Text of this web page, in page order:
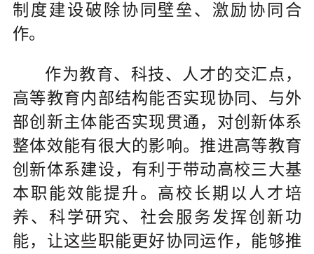
制度建设破除协同壁垒、激励协同合
作。
作为教育、科技、人才的交汇点，
高等教育内部结构能否实现协同、与外
部创新主体能否实现贯通，对创新体系
整体效能有很大的影响。推进高等教育
创新体系建设，有利于带动高校三大基
本职能效能提升。高校长期以人才培
养、科学研究、社会服务发挥创新功
能，让这些职能更好协同运作，能够推